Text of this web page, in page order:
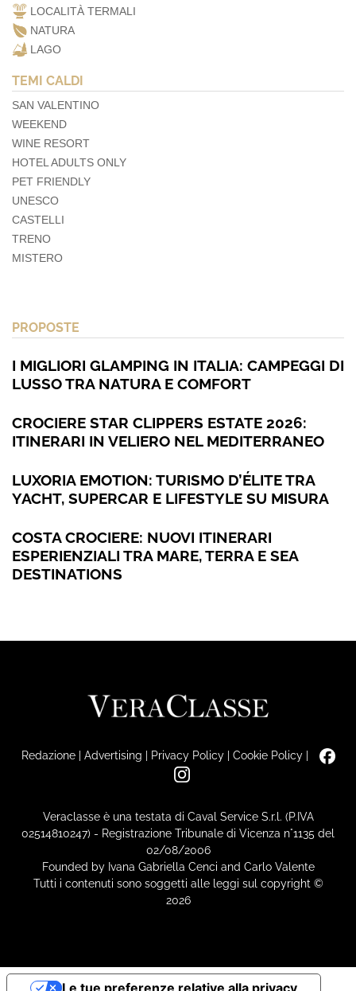
LOCALITÀ TERMALI
NATURA
LAGO
TEMI CALDI
SAN VALENTINO
WEEKEND
WINE RESORT
HOTEL ADULTS ONLY
PET FRIENDLY
UNESCO
CASTELLI
TRENO
MISTERO
PROPOSTE
I MIGLIORI GLAMPING IN ITALIA: CAMPEGGI DI
LUSSO TRA NATURA E COMFORT
CROCIERE STAR CLIPPERS ESTATE 2026:
ITINERARI IN VELIERO NEL MEDITERRANEO
LUXORIA EMOTION: TURISMO D’ÉLITE TRA
YACHT, SUPERCAR E LIFESTYLE SU MISURA
COSTA CROCIERE: NUOVI ITINERARI
ESPERIENZIALI TRA MARE, TERRA E SEA
DESTINATIONS
Redazione| Advertising | Privacy Policy| Cookie Policy|
Veraclasse è una testata di Caval Service S.r.l. (P.IVA
02514810247) - Registrazione Tribunale di Vicenza n°1135 del
02/08/2006
Founded by Ivana Gabriella Cenci and Carlo Valente
Tutti i contenuti sono soggetti alle leggi sul copyright ©
2026
Le tue preferenze relative alla privacy